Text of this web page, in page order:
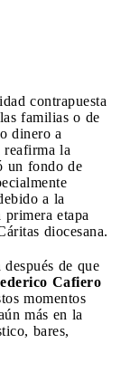
contrapuesta
familias o de
dinero a
reafirma la
un fondo de
a la
etapa
diocesana.
de que
Cafiero
momentos
más en la
bares,